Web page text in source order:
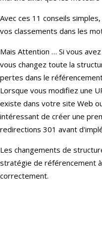
Avec ces 11 conseils
vos classements dans les
Mais Attention … Si vous
vous changez toute la
pertes dans le
Lorsque vous modifiez une
existe dans votre site Web
intéressant de créer une
redirections 301 avant
Les changements de
stratégie de référencement
correctement.